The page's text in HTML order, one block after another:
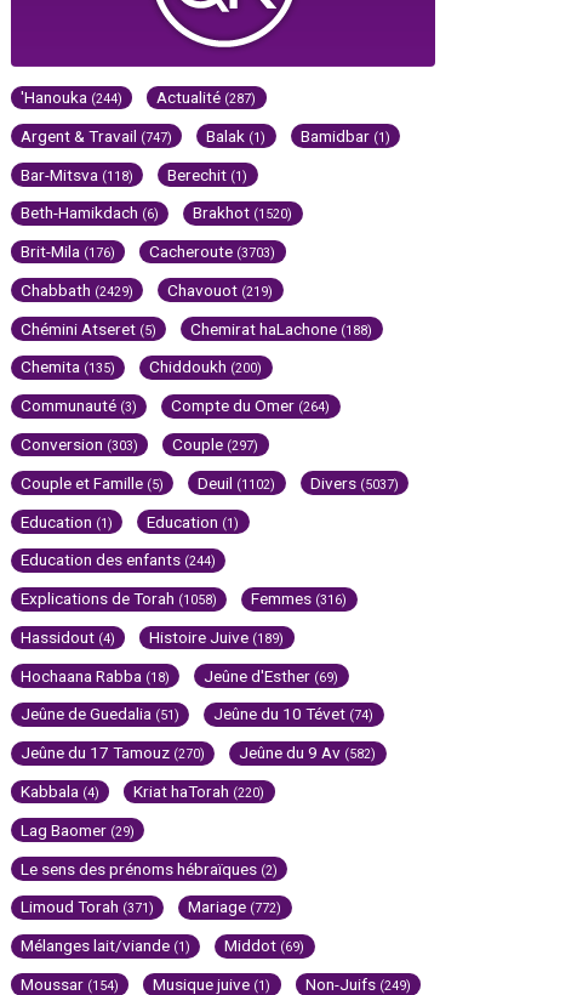
'Hanouka (244) Actualité (287)
Argent & Travail (747) Balak (1) Bamidbar (1)
Bar-Mitsva (118) Berechit (1)
Beth-Hamikdach (6) Brakhot (1520)
Brit-Mila (176) Cacheroute (3703)
Chabbath (2429) Chavouot (219)
Chémini Atseret (5) Chemirat haLachone (188)
Chemita (135) Chiddoukh (200)
Communauté (3) Compte du Omer (264)
Conversion (303) Couple (297)
Couple et Famille (5) Deuil (1102) Divers (5037)
Education (1) Education (1)
Education des enfants (244)
Explications de Torah (1058) Femmes (316)
Hassidout (4) Histoire Juive (189)
Hochaana Rabba (18) Jeûne d'Esther (69)
Jeûne de Guedalia (51) Jeûne du 10 Tévet (74)
Jeûne du 17 Tamouz (270) Jeûne du 9 Av (582)
Kabbala (4) Kriat haTorah (220)
Lag Baomer (29)
Le sens des prénoms hébraïques (2)
Limoud Torah (371) Mariage (772)
Mélanges lait/viande (1) Middot (69)
Moussar (154) Musique juive (1) Non-Juifs (249)